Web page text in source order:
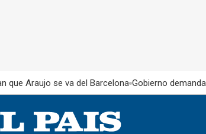
que Araujo se va del Barcelona Gobierno